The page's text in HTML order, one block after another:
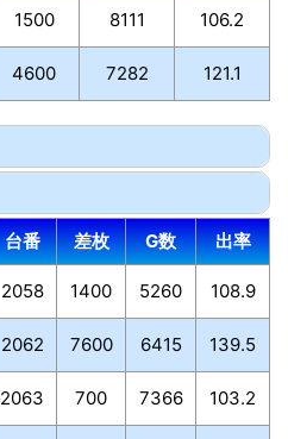
1500 8111 106.2
4600 7282 121.1
台番 差枚 G数 出率
2058 1400 5260 108.9
2062 7600 6415 139.5
2063 700 7366 103.2